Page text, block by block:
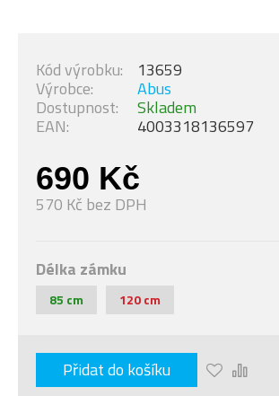
690 Kč
570 Kč bez DPH
Dostupnost: Skladem
Výrobce: Abus
Kód výrobku: 13659
EAN: 4003318136597
Délka zámku
85 cm 120 cm
Přidat do košíku